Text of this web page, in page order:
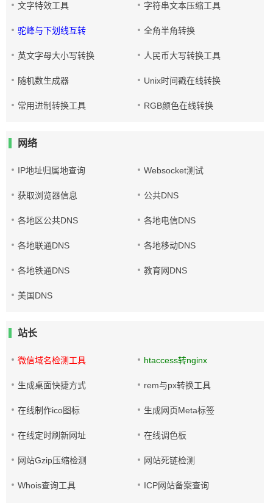
文字特效工具 字符串文本压缩工具
驼峰与下划线互转 全角半角转换
英文字母大小写转换 人民币大写转换工具
随机数生成器 Unix时间戳在线转换
常用进制转换工具 RGB颜色在线转换
网络
IP地址归属地查询 Websocket测试
获取浏览器信息 公共DNS
各地区公共DNS 各地电信DNS
各地联通DNS 各地移动DNS
各地铁通DNS 教育网DNS
美国DNS
站长
微信域名检测工具 htaccess转nginx
生成桌面快捷方式 rem与px转换工具
在线制作ico图标 生成网页Meta标签
在线定时刷新网址 在线调色板
网站Gzip压缩检测 网站死链检测
Whois查询工具 ICP网站备案查询